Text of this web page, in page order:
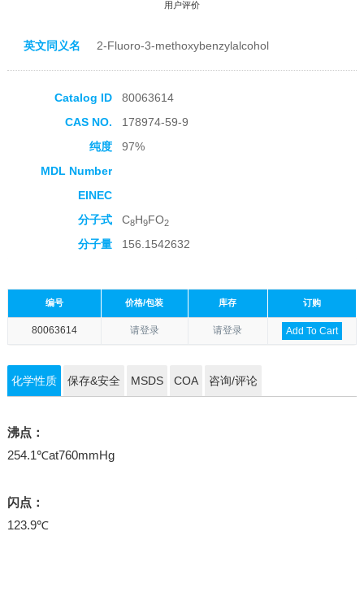
用户评价
收藏产品
英文同义名 2-Fluoro-3-methoxybenzylalcohol
Catalog ID
80063614
CAS NO.
178974-59-9
纯度
97%
MDL Number
EINEC
分子式
C8H9FO2
分子量 156.1542632
编号 价格/包装 库存 订购
80063614 请登录 请登录 Add To Cart
化学性质 保存&安全 MSDS COA 咨询/评论
沸点：
254.1℃at760mmHg
闪点：
123.9℃